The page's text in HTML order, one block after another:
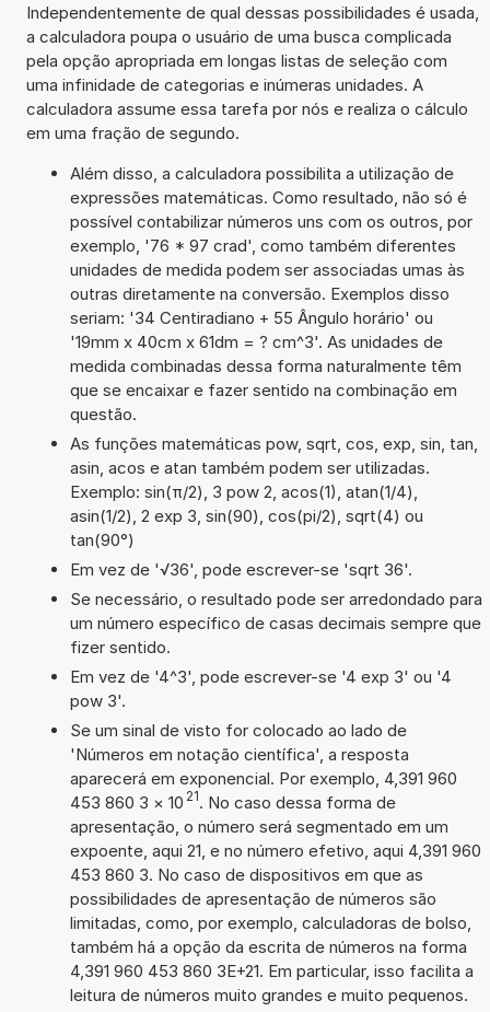
Independentemente de qual dessas possibilidades é usada,
a calculadora poupa o usuário de uma busca complicada
pela opção apropriada em longas listas de seleção com
uma infinidade de categorias e inúmeras unidades. A
calculadora assume essa tarefa por nós e realiza o cálculo
em uma fração de segundo.
Além disso, a calculadora possibilita a utilização de
expressões matemáticas. Como resultado, não só é
possível contabilizar números uns com os outros, por
exemplo, '76 * 97 crad', como também diferentes
unidades de medida podem ser associadas umas às
outras diretamente na conversão. Exemplos disso
seriam: '34 Centiradiano + 55 Ângulo horário' ou
'19mm x 40cm x 61dm = ? cm^3'. As unidades de
medida combinadas dessa forma naturalmente têm
que se encaixar e fazer sentido na combinação em
questão.
As funções matemáticas pow, sqrt, cos, exp, sin, tan,
asin, acos e atan também podem ser utilizadas.
Exemplo: sin(π/2), 3 pow 2, acos(1), atan(1/4),
asin(1/2), 2 exp 3, sin(90), cos(pi/2), sqrt(4) ou
tan(90°)
Em vez de '√36', pode escrever-se 'sqrt 36'.
Se necessário, o resultado pode ser arredondado para
um número específico de casas decimais sempre que
fizer sentido.
Em vez de '4^3', pode escrever-se '4 exp 3' ou '4
pow 3'.
Se um sinal de visto for colocado ao lado de
'Números em notação científica', a resposta
aparecerá em exponencial. Por exemplo, 4,391 960
453 860 3 × 10 21. No caso dessa forma de
apresentação, o número será segmentado em um
expoente, aqui 21, e no número efetivo, aqui 4,391 960
453 860 3. No caso de dispositivos em que as
possibilidades de apresentação de números são
limitadas, como, por exemplo, calculadoras de bolso,
também há a opção da escrita de números na forma
4,391 960 453 860 3E+21. Em particular, isso facilita a
leitura de números muito grandes e muito pequenos.